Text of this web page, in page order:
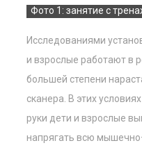
Фото 1: занятие с
Исследованиями
и взрослые работают в
большей степени
сканера. В этих
руки дети и взрослые
напрягать всю